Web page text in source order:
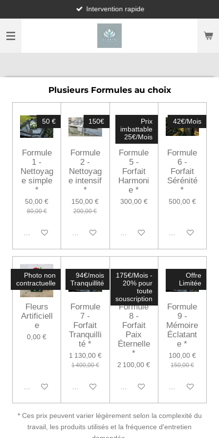
au
contenu
Intervention rapide
Plusieurs Formules au choix
50 €
Formule
1 -
Nettoyag
e simple
*
50,00 €
80,00 €
Voir les détails
150€
Formule
2 -
Nettoyag
e intensif
*
150,00 €
200,00 €
Ajouter au panier
Prix
imbattable
25€/Mois
Formule
5 -
Forfait
Harmoni
e *
300,00 €
Ajouter au panier
42€/Mois
Formule
6 -
Forfait
Sérénité
*
500,00 €
Ajouter au
Photo non
contractuelle
Fleurs
Artificiell
e
0,00 €
M'avertir si disponible
94€/mois
Tranquillité
Formule
7 -
Forfait
Tranquilli
té *
1 130,00 €
1 400,00 €
Ajouter au panier
175€/Mois -
20% pour
toute
souscription
Formule
8 -
Forfait
Paix
Éternelle
*
2 100,00 €
Ajouter au panier
Offre
Limitée
Formule
9 -
Mémoire
Éclatant
e *
100,00 €
150,00 €
Ajouter au
* Ces prix peuvent varier légèrement selon la complexité du
travail, les produits utilisés et la fréquence d'entretien